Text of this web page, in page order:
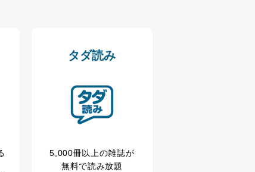
タダ読み
5,000冊以上の雑誌が
無料で読み放題